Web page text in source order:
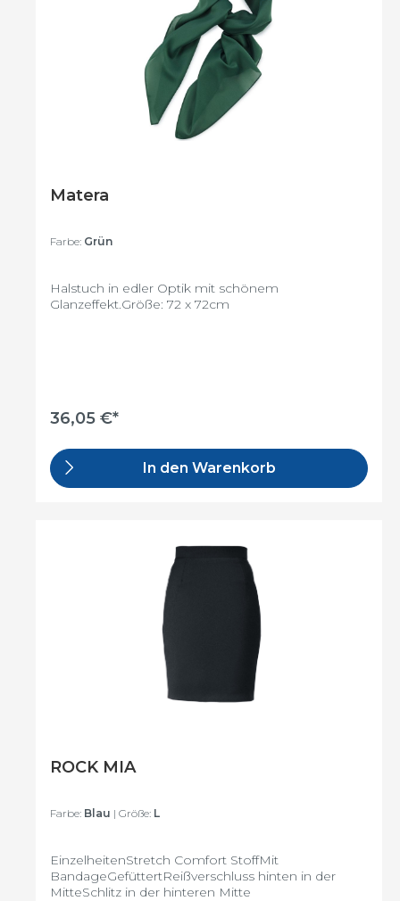
Matera
Farbe: Grün
Halstuch in edler Optik mit schönem
Glanzeffekt.Größe: 72 x 72cm
36,05 €*
In den Warenkorb
ROCK MIA
Farbe: Blau | Größe: L
EinzelheitenStretch Comfort StoffMit
BandageGefüttertReißverschluss hinten in der
MitteSchlitz in der hinteren Mitte